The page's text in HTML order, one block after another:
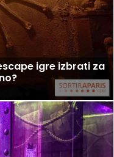
igre izbrati za